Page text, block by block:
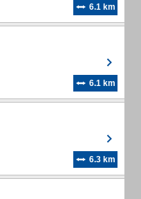
6.1 km
6.1 km
6.3 km